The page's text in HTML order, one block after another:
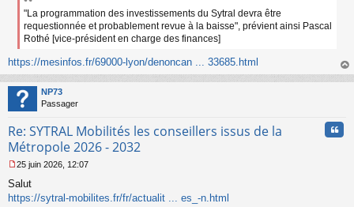
"La programmation des investissements du Sytral devra être
requestionnée et probablement revue à la baisse", prévient ainsi Pascal
Rothé [vice-président en charge des finances]
https://mesinfos.fr/69000-lyon/denoncan ... 33685.html
au
NP73
Passager
Re: SYTRAL Mobilités les conseillers issus de la
Métropole 2026 - 2032
e
s
25 juin 2026, 12:07
Salut
https://sytral-mobilites.fr/fr/actualit ... es_-n.html